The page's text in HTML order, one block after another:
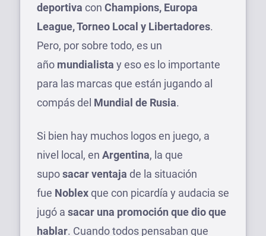
deportiva con Champions, Europa
League, Torneo Local y Libertadores.
Pero, por sobre todo, es un
año mundialista y eso es lo importante
para las marcas que están jugando al
compás del Mundial de Rusia.
Si bien hay muchos logos en juego, a
nivel local, en Argentina, la que
suposacar ventaja de la situación
fue Noblexque con picardía y audacia se
jugó a sacar una promoción que dio que
hablar. Cuando todos pensaban que